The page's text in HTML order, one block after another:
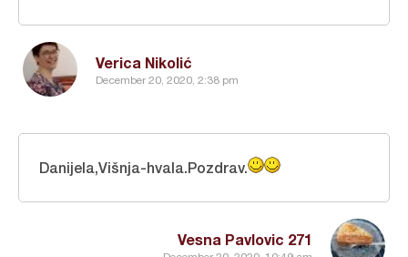
Verica Nikolić
December 20, 2020, 2:38 pm
Vesna Pavlovic 271
Danijela,Višnja-hvala.Pozdrav.